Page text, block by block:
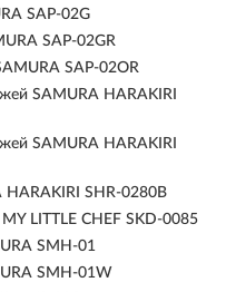
SAP-02G
SAP-02GR
SAP-02OR
SAMURA HARAKIRI
SAMURA HARAKIRI
SHR-0280B
LITTLE CHEF SKD-0085
SMH-01
SMH-01W